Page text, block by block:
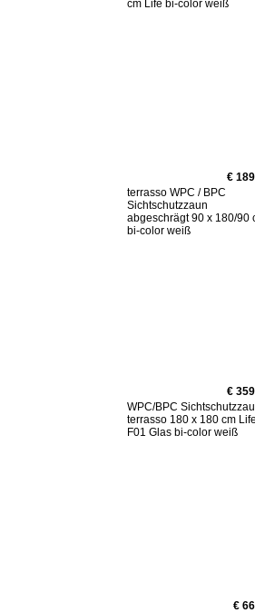
cm Life bi-color weiß
€
terrasso WPC / BPC
Sichtschutzzaun
abgeschrägt 90 x 180/90
bi-color weiß
€
WPC/BPC
terrasso 180 x 180 cm Life
F01 Glas bi-color weiß
€